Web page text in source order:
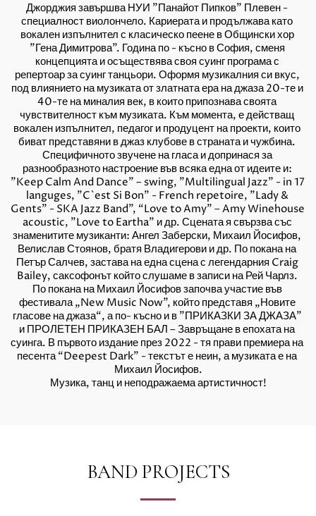
Джорджия завършва НУИ "Панайот Пипков" Плевен -
специалност виолончело. Кариерата и продължава като
вокален изпълнител с класическо пеене в Общински хор
"Гена Димитрова". Година по - късно в София, сменя
концепцията и осъществява своя суинг програма с
репертоар за суинг танцьори. Оформя музикалния си вкус,
под влиянието на музиката от златната ера на джаза 20-те и
40-те на миналия век, в които припознава своята
чувствителност към музиката. Към момента, е действащ
вокален изпълнител, педагог и продуцент на проекти, които
биват представяни в джаз клубове в страната и чужбина.
Специфичното звучене на гласа и допринася за
разнообразното настроение във всяка една от идеите и:
"Keep Calm And Dance” – swing, "Multilingual Jazz" - in 17
languges, "C`est Si Bon" - French repetoire, "Lady &
Gents" - SKA Jazz Band”, “Love to Amy” – Amy Winehouse
acoustic, "Love to Eartha” и др. Сцената я свързва със
знаменитите музиканти: Ангел Заберски, Михаил Йосифов,
Велислав Стоянов, братя Владигерови и др. По покана на
Петър Салчев, застава на една сцена с легендарния Craig
Bailey, саксофонът който слушаме в записи на Рей Чарлз.
По покана на Михаил Йосифов започва участие във
фестивала „New Music Now”, който представя „Новите
гласове на джаза“, а по- късно и в "ПРИКАЗКИ ЗА ДЖАЗА"
и ПРОЛЕТЕН ПРИКАЗЕН БАЛ – Завръщане в епохата на
суинга. В първото издание през 2022 - тя прави премиера на
песента “Deepest Dark” - текстът е неин, а музиката е на
Михаил Йосифов.
Музика, танц и неподражаема артистичност!
BAND PROJECTS